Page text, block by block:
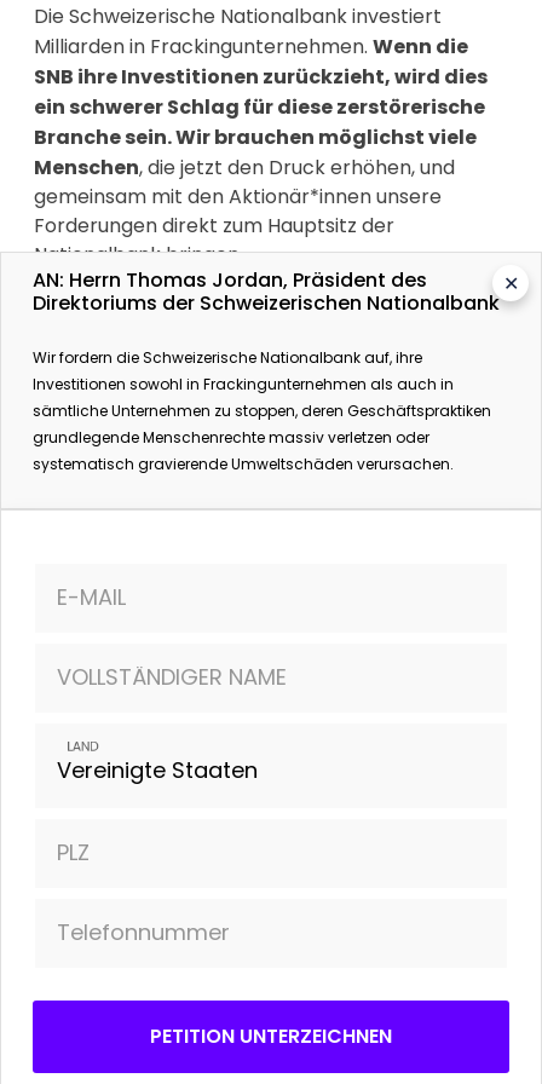
Die Schweizerische Nationalbank investiert
Milliarden in Frackingunternehmen. Wenn die
SNB ihre Investitionen zurückzieht, wird dies
ein schwerer Schlag für diese zerstörerische
Branche sein. Wir brauchen möglichst viele
Menschen, die jetzt den Druck erhöhen, und
gemeinsam mit den Aktionär*innen unsere
Forderungen direkt zum Hauptsitz der
Nationalbank bringen.
Unsere starke Bewegung hat keine Angst davor,
ziehen.Mehr als zwei Jahre lang kämpften
175.000 von uns dafür, die Europäische
Zentralbank (EZB) daran zu hindern,
öffentliche Gelder in Milliardenhöhe zur
Frackingindustrie einen entscheidenden
Fordern Sie die Schweizerische Nationalbank
✕
AN: Herrn Thomas Jordan, Präsident des
Direktoriums der Schweizerischen Nationalbank
Wir fordern die Schweizerische Nationalbank auf, ihre
Investitionen sowohl in Frackingunternehmen als auch in
sämtliche Unternehmen zu stoppen, deren Geschäftspraktiken
grundlegende Menschenrechte massiv verletzen oder
systematisch gravierende Umweltschäden verursachen.
E-MAIL
VOLLSTÄNDIGER NAME
LAND
PLZ
Telefonnummer
PETITION UNTERZEICHNEN